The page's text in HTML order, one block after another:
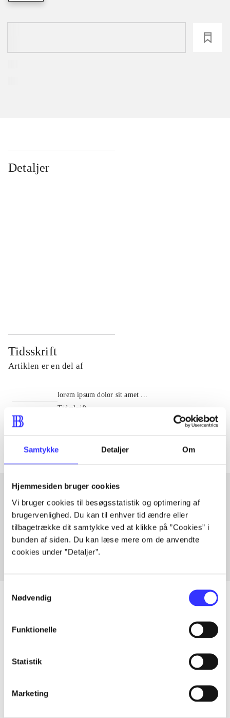
Samtykke Detaljer Om
Hjemmesiden bruger cookies
Vi bruger cookies til besøgsstatistik og optimering af
brugervenlighed. Du kan til enhver tid ændre eller
tilbagetrække dit samtykke ved at klikke på ”Cookies” i
bunden af siden. Du kan læse mere om de anvendte
cookies under ”Detaljer”.
Nødvendig
Funktionelle
Statistik
Marketing
Detaljer
Tidsskrift
Artiklen er en del af
lorem ipsum dolor sit amet ...
Tidsskrift
Artiklerne i
Artikler med samme emner
Fra
Artikler